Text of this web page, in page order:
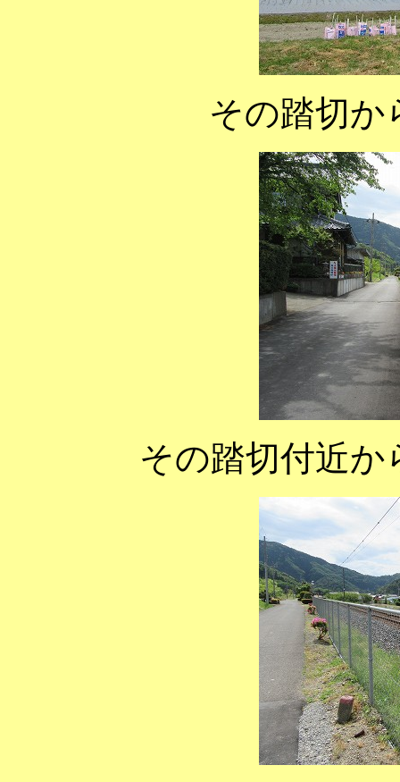
その踏切か
その踏切付近か